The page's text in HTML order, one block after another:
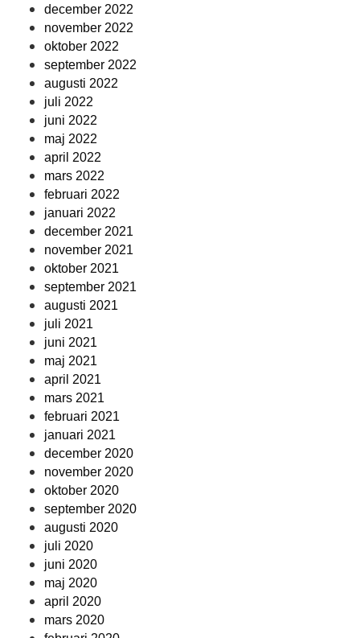
december 2022
november 2022
oktober 2022
september 2022
augusti 2022
juli 2022
juni 2022
maj 2022
april 2022
mars 2022
februari 2022
januari 2022
december 2021
november 2021
oktober 2021
september 2021
augusti 2021
juli 2021
juni 2021
maj 2021
april 2021
mars 2021
februari 2021
januari 2021
december 2020
november 2020
oktober 2020
september 2020
augusti 2020
juli 2020
juni 2020
maj 2020
april 2020
mars 2020